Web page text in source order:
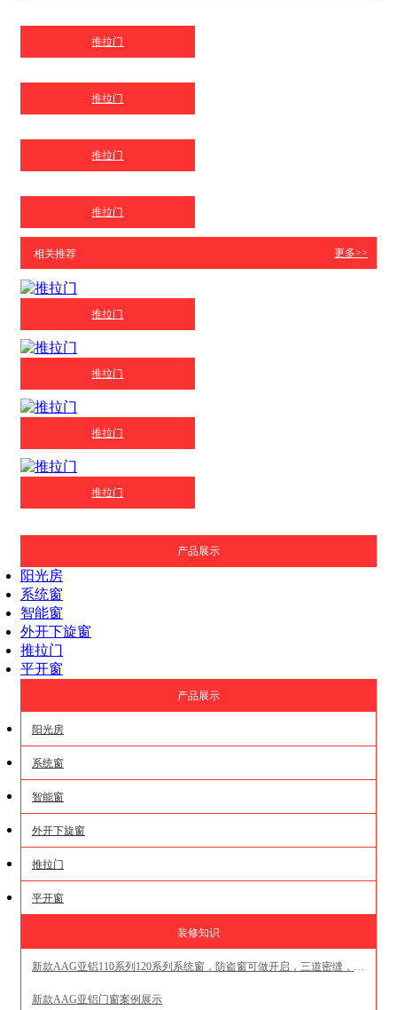
推拉门
推拉门
推拉门
推拉门
相关推荐 更多>>
推拉门
推拉门
推拉门
推拉门
产品展示
阳光房
系统窗
智能窗
外开下旋窗
推拉门
平开窗
产品展示
阳光房
系统窗
智能窗
外开下旋窗
推拉门
平开窗
装修知识
新款AAG亚铝110系列120系列系统窗，防盗窗可做开启，三道密缝，等位线垂直，斜边压线，一体外压，地漏式排水
新款AAG亚铝门窗案例展示